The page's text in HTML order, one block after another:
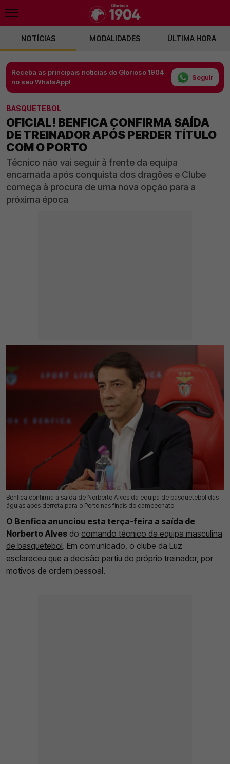
NOTÍCIAS MODALIDADES ÚLTIMA HORA
Receba as principais notícias do Glorioso 1904
no seu WhatsApp!
Seguir
BASQUETEBOL
OFICIAL! BENFICA CONFIRMA SAÍDA
DE TREINADOR APÓS PERDER TÍTULO
COM O PORTO
Técnico não vai seguir à frente da equipa
encarnada após conquista dos dragões e Clube
começa à procura de uma nova opção para a
próxima época
Benfica confirma a saída de Norberto Alves da equipa de basquetebol das
águias após derrota para o Porto nas finais do campeonato
23 Jun 2026 | 12:26 | 0
O Benfica anunciou esta terça-feira a saída de
Norberto Alves do comando técnico da equipa masculina
de basquetebol. Em comunicado, o clube da Luz
esclareceu que a decisão partiu do próprio treinador, por
motivos de ordem pessoal.